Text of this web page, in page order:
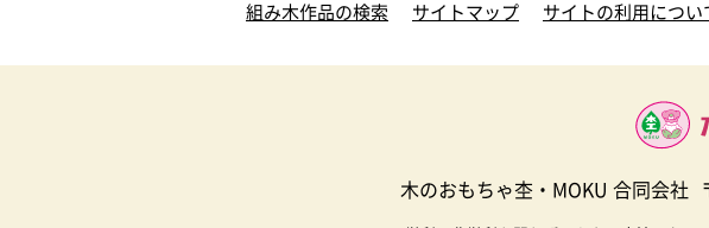
組み木作品の検索
サイトマップ サイトの利用につい
木のおもちゃ杢・MOKU 合同会社